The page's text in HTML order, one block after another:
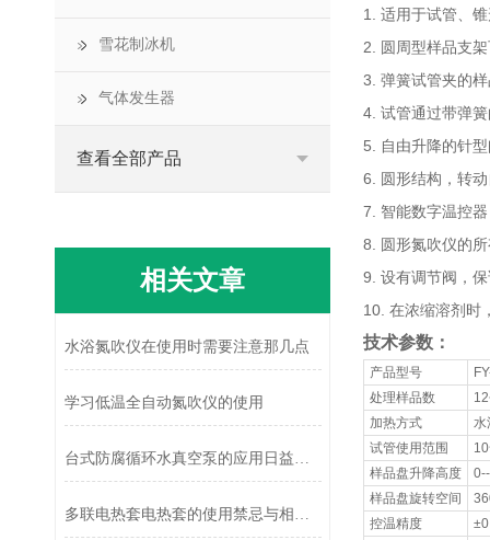
1. 适用于试管、
2. 圆周型样品支
3. 弹簧试管夹的
4. 试管通过带弹
5. 自由升降的针
6. 圆形结构，转
7. 智能数字温控
8. 圆形氮吹仪的
9. 设有调节阀，
10. 在浓缩溶剂时
技术参数：
产品型号
处理样品数
加热方式
水
试管使用范围
样品盘升降高度
样品盘旋转空间
控温精度
雪花制冰机
气体发生器
查看全部产品
相关文章
水浴氮吹仪在使用时需要注意那几点
学习低温全自动氮吹仪的使用
台式防腐循环水真空泵的应用日益增多
多联电热套电热套的使用禁忌与相关事项